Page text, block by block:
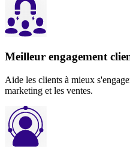
Meilleur engagement
Aide les clients à mieux
marketing et les ventes.